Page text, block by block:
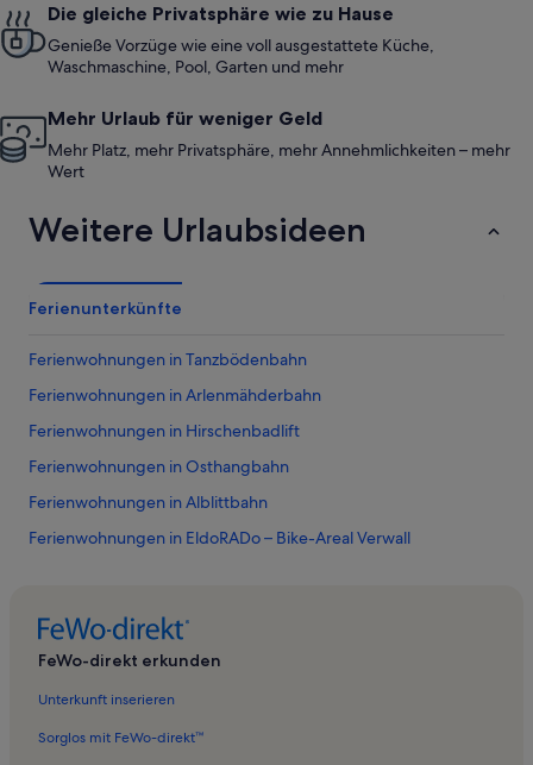
Die gleiche Privatsphäre wie zu Hause
Genieße Vorzüge wie eine voll ausgestattete Küche,
Waschmaschine, Pool, Garten und mehr
Mehr Urlaub für weniger Geld
Mehr Platz, mehr Privatsphäre, mehr Annehmlichkeiten – mehr
Wert
Weitere Urlaubsideen
Ferienunterkünfte
Ferienwohnungen in Tanzbödenbahn
Ferienwohnungen in Arlenmähderbahn
Ferienwohnungen in Hirschenbadlift
Ferienwohnungen in Osthangbahn
Ferienwohnungen in Alblittbahn
Ferienwohnungen in EldoRADo – Bike-Areal Verwall
Ferienwohnungen in St. Christoph
Ferienwohnungen in Edelweißlift Mathon
FeWo-direkt erkunden
Unterkunft inserieren
Sorglos mit FeWo-direkt™